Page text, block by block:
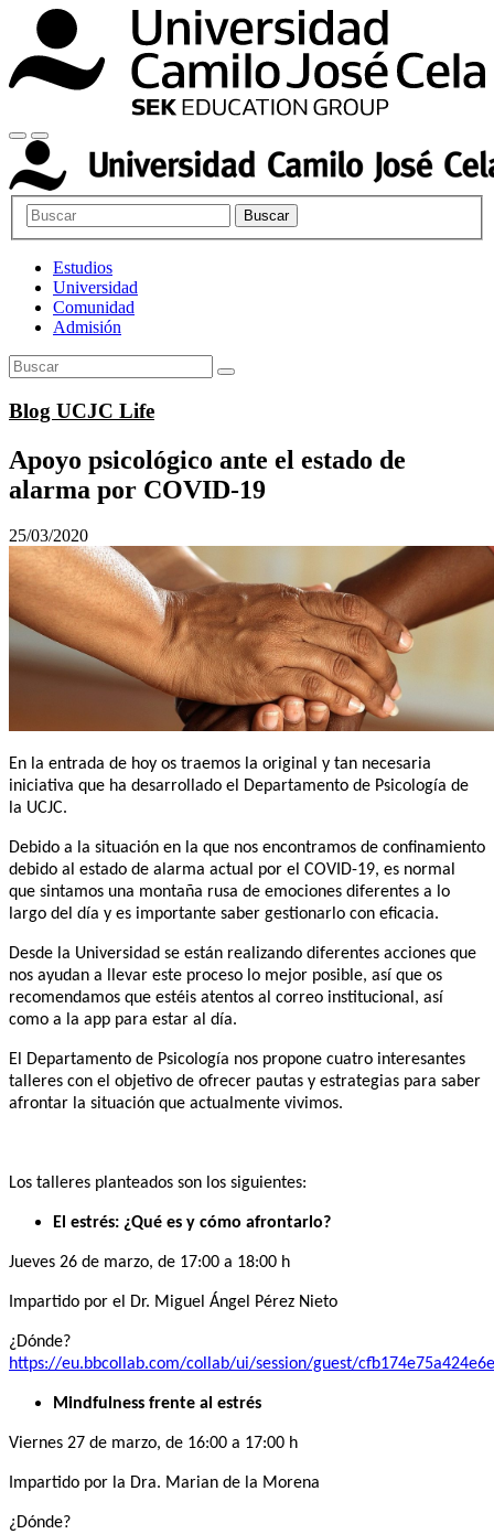
Buscar
Estudios
Universidad
Comunidad
Admisión
Blog UCJC Life
Apoyo psicológico ante el estado de
alarma por COVID-19
25/03/2020
En la entrada de hoy os traemos la original y tan necesaria
iniciativa que ha desarrollado el Departamento de Psicología de
la UCJC.
Debido a la situación en la que nos encontramos de confinamiento
debido al estado de alarma actual por el COVID-19, es normal
que sintamos una montaña rusa de emociones diferentes a lo
largo del día y es importante saber gestionarlo con eficacia.
Desde la Universidad se están realizando diferentes acciones que
nos ayudan a llevar este proceso lo mejor posible, así que os
recomendamos que estéis atentos al correo institucional, así
como a la app para estar al día.
El Departamento de Psicología nos propone cuatro interesantes
talleres con el objetivo de ofrecer pautas y estrategias para saber
afrontar la situación que actualmente vivimos.
Los talleres planteados son los siguientes:
El estrés: ¿Qué es y cómo afrontarlo?
Jueves 26 de marzo, de 17:00 a 18:00 h
Impartido por el Dr. Miguel Ángel Pérez Nieto
¿Dónde?
https://eu.bbcollab.com/collab/ui/session/guest/
Mindfulness frente al estrés
Viernes 27 de marzo, de 16:00 a 17:00 h
Impartido por la Dra. Marian de la Morena
¿Dónde?